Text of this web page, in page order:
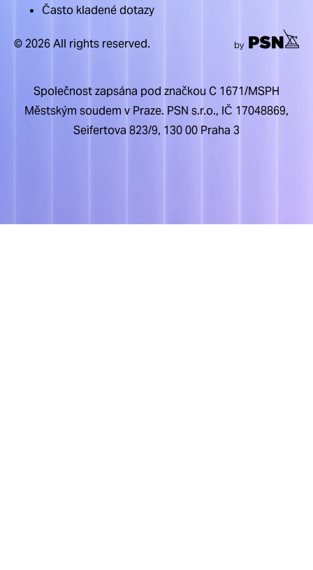
Často kladené dotazy
© 2026 All rights reserved.
Společnost zapsána pod značkou C 1671/MSPH
Městským soudem v Praze. PSN s.r.o., IČ 17048869,
Seifertova 823/9, 130 00 Praha 3